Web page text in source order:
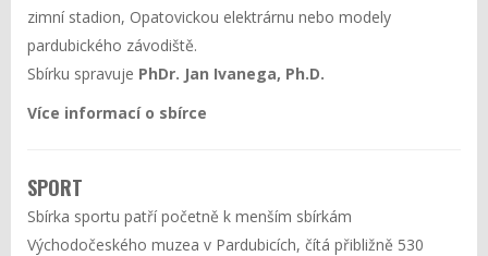
zimní stadion, Opatovickou elektrárnu nebo modely
pardubického závodiště.
Sbírku spravuje PhDr. Jan Ivanega, Ph.D.
Více informací o sbírce
SPORT
Sbírka sportu patří početně k menším sbírkám
Východočeského muzea v Pardubicích, čítá přibližně 530